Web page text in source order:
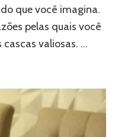
que você imagina.
pelas quais você
valiosas. …